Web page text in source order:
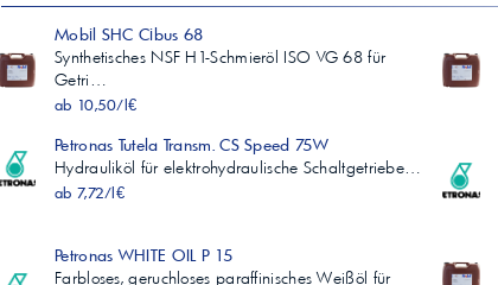
Mobil SHC Cibus 68
Synthetisches NSF H1-Schmieröl ISO VG 68 für
Getri…
ab 10,50/l€
Petronas Tutela Transm. CS Speed 75W
Hydrauliköl für elektrohydraulische Schaltgetriebe…
ab 7,72/l€
Petronas WHITE OIL P 15
Farbloses, geruchloses paraffinisches Weißöl für